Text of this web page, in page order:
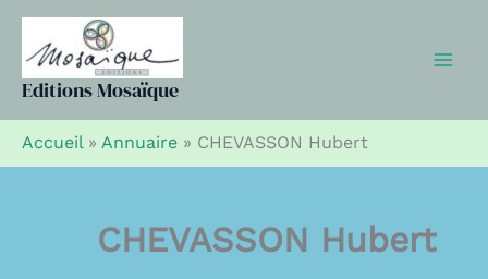
Aller
contenu
Editions Mosaïque
Accueil» Annuaire » CHEVASSON Hubert
CHEVASSON Hubert